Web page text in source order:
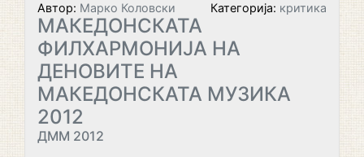
Автор: Марко Коловски Категорија: критика
МАКЕДОНСКАТА
ФИЛХАРМОНИЈА НА
ДЕНОВИТЕ НА
МАКЕДОНСКАТА МУЗИКА
2012
ДММ 2012